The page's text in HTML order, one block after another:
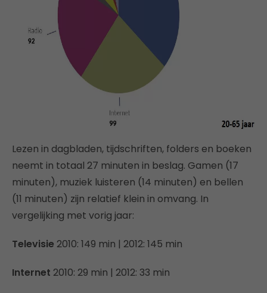
Lezen in dagbladen, tijdschriften, folders en boeken
neemt in totaal 27 minuten in beslag. Gamen (17
minuten), muziek luisteren (14 minuten) en bellen
(11 minuten) zijn relatief klein in omvang. In
vergelijking met vorig jaar:
Televisie 2010: 149 min | 2012: 145 min
Internet 2010: 29 min | 2012: 33 min